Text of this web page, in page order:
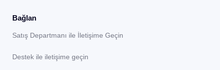
Bağlan
Satış Departmanı ile İletişime Geçin
Destek ile iletişime geçin